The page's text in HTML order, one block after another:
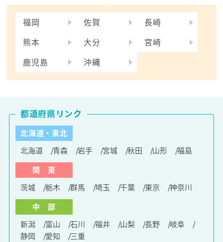
福岡 佐賀
長崎
熊本
大分
宮崎
鹿児島
沖縄
北海道・東北
北海道
青森 岩手 宮城 秋田 山形
福島
関 東
茨城
栃木 群馬 埼玉 千葉 東京
神奈川
中 部
新潟
富山 石川 福井 山梨 長野
岐阜
静岡
愛知
三重
都道府県リンク